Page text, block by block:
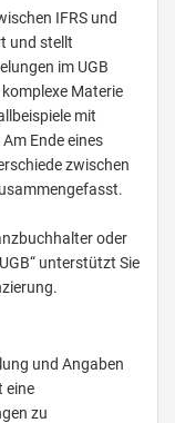
IFRS und
und stellt
im UGB
Materie
mit
Ende eines
zwischen
oder
unterstützt Sie
und Angaben
eine
zu